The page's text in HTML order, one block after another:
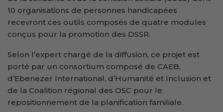
10 organisations de personnes handicapées
recevront ces outils composés de quatre modules
conçus pour la promotion des DSSR.
Selon l’expert chargé de la diffusion, ce projet est
porté par un consortium composé de CAEB,
d’Ebenezer International, d’Humanité et Inclusion et
de la Coalition régional des OSC pour le
repositionnement de la planification familiale.